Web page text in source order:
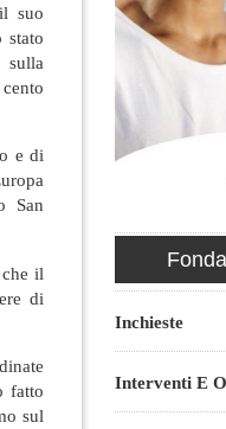
suo
stato
sulla
e di
San
il
di
fatto
sul
Inchieste
Interventi E